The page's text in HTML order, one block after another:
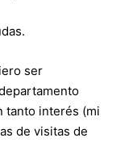
ser
tanto interés (mi
de visitas de